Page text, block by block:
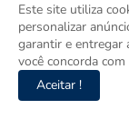
Este site utiliza
personalizar
garantir e entregar
você concorda
Aceitar !